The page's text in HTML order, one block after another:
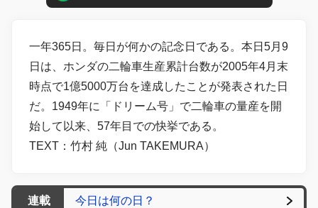
一年365日。毎日が何かの記念日である。本日5月9
日は、ホンダの二輪車生産累計台数が2005年4月末
時点で1億5000万台を達成したことが発表された日
だ。1949年に「ドリーム号」で二輪車の量産を開
始して以来、57年目での快挙である。
TEXT：竹村 純（Jun TAKEMURA）
連載 今日は何の日？